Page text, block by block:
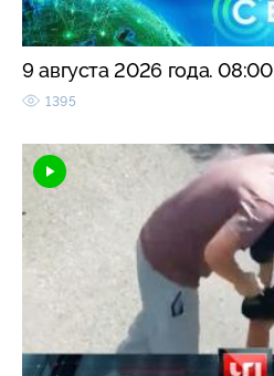
9 августа 2026 года. 08:00
1395